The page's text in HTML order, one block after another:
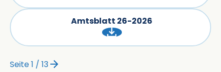
Amtsblatt 26-2026
Seite 1 / 13